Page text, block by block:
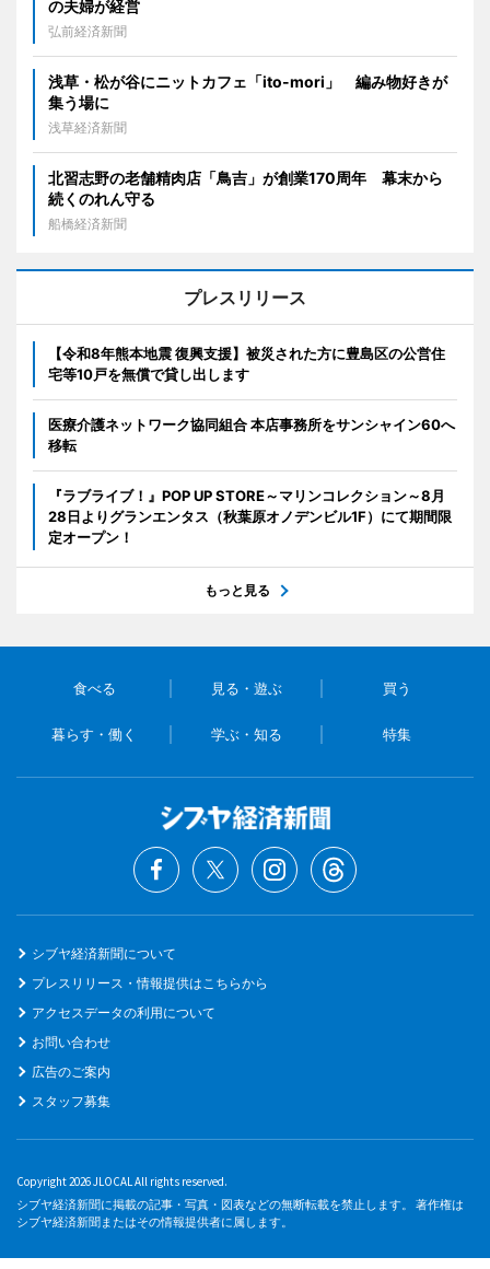
の夫婦が経営
弘前経済新聞
浅草・松が谷にニットカフェ「ito-mori」 編み物好きが
集う場に
浅草経済新聞
北習志野の老舗精肉店「鳥吉」が創業170周年 幕末から
続くのれん守る
船橋経済新聞
プレスリリース
【令和8年熊本地震 復興支援】被災された方に豊島区の公営住
宅等10戸を無償で貸し出します
医療介護ネットワーク協同組合 本店事務所をサンシャイン60へ
移転
『ラブライブ！』POP UP STORE～マリンコレクション～8月
28日よりグランエンタス（秋葉原オノデンビル1F）にて期間限
定オープン！
もっと見る
食べる 見る・遊ぶ 買う
暮らす・働く 学ぶ・知る 特集
シブヤ経済新聞について
プレスリリース・情報提供はこちらから
アクセスデータの利用について
お問い合わせ
広告のご案内
スタッフ募集
Copyright 2026 JLOCAL All rights reserved.
シブヤ経済新聞に掲載の記事・写真・図表などの無断転載を禁止します。 著作権は
シブヤ経済新聞またはその情報提供者に属します。